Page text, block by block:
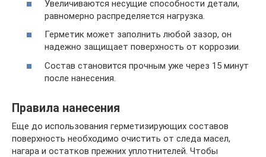
Увеличиваются несущие способности детали,
равномерно распределяется нагрузка.
Герметик может заполнить любой зазор, он
надежно защищает поверхность от коррозии.
Состав становится прочным уже через 15 минут
после нанесения.
Правила нанесения
Еще до использования герметизирующих составов
поверхность необходимо очистить от следа масел,
нагара и остатков прежних уплотнителей. Чтобы